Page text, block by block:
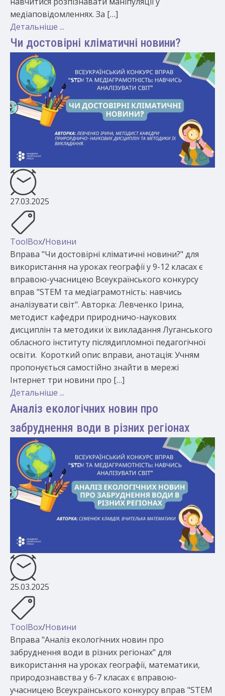
медіаповідомленнях. За […]
Детальніше ...
Чи достовірні кліматичні новини?
27.03.2025
ToolBox/Новини
Вправа "Чи достовірні кліматичні новини?" для
використання на уроках географії у 9-12 класах є
вправою-учасницею Всеукраїнського конкурсу
вправ "STEM та медіаграмотність: навчись
аналізувати світ". Авторка: Левченко Ірина,
методист кафедри природничо-наукових
дисциплін та методики їх викладання Луганського
обласного інституту післядипломної педагогічної
освіти. Короткий опис вправи, анотація: Учням
пропонується самостійно знайти в мережі
Інтернет три новини про […]
Детальніше ...
Аналіз екологічних новин про
забруднення води в різних регіонах
25.03.2025
ToolBox/Новини
Вправа "Аналіз екологічних новин про
забруднення води в різних регіонах" для
використання на уроках географії, математики,
природознавства у 6-7 класах є вправою-
учасницею Всеукраїнського конкурсу вправ "STEM